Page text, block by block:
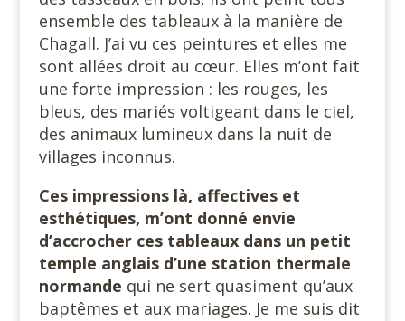
ensemble des tableaux à la manière de
Chagall. J’ai vu ces peintures et elles me
sont allées droit au cœur. Elles m’ont fait
une forte impression : les rouges, les
bleus, des mariés voltigeant dans le ciel,
des animaux lumineux dans la nuit de
villages inconnus.
Ces impressions là, affectives et
esthétiques, m’ont donné envie
d’accrocher ces tableaux dans un petit
temple anglais d’une station thermale
normande qui ne sert quasiment qu’aux
baptêmes et aux mariages. Je me suis dit